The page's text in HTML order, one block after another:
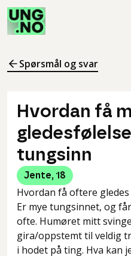
Spørsmål og svar
Hvordan få
tungsinn
Jente, 18
Hvordan få oftere
Er mye tungsinnet, og
ofte. Humøret mitt
gira/oppstemt til veldig
i hodet på ting. Hva kan